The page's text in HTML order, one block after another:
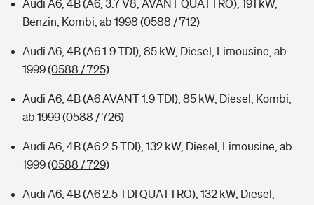
Audi A6, 4B (A6, 3.7 V8, AVANT QUATTRO), 191 kW,
Benzin, Kombi, ab 1998 (0588 / 712)
Audi A6, 4B (A6 1.9 TDI), 85 kW, Diesel, Limousine, ab
1999(0588 / 725)
Audi A6, 4B (A6 AVANT 1.9 TDI), 85 kW, Diesel, Kombi,
ab 1999(0588 / 726)
Audi A6, 4B (A6 2.5 TDI), 132 kW, Diesel, Limousine, ab
1999(0588 / 729)
Audi A6, 4B (A6 2.5 TDI QUATTRO), 132 kW, Diesel,